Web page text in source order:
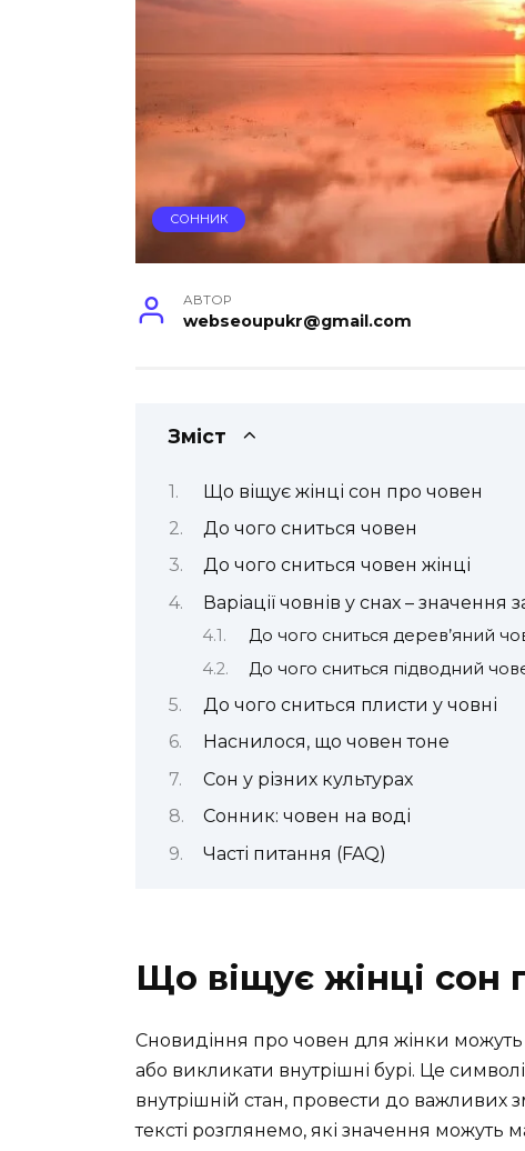
СОННИК
АВТОР
webseoupukr@gmail.com
Зміст
Що віщує жінці сон про човен
До чого сниться човен
До чого сниться човен жінці
Варіації човнів у снах – значення
До чого сниться дерев’яний
До чого сниться підводний
До чого сниться плисти у човні
Наснилося, що човен тоне
Сон у різних культурах
Сонник: човен на воді
Часті питання (FAQ)
Що віщує жінці сон
Сновидіння про човен для жінки
або викликати внутрішні бурі. Це
внутрішній стан, провести до важливих
тексті розглянемо, які значення можуть